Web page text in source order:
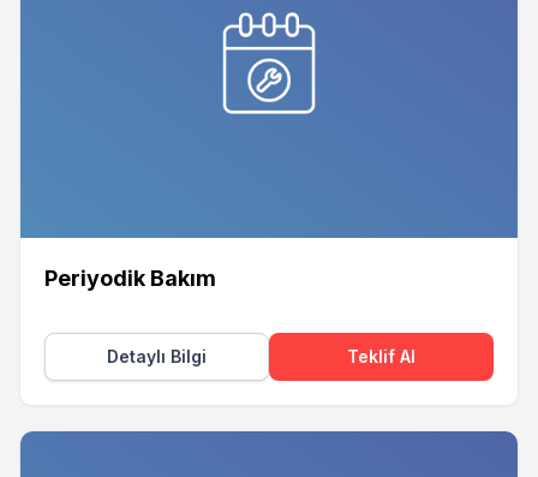
Periyodik Bakım
Detaylı Bilgi Teklif Al